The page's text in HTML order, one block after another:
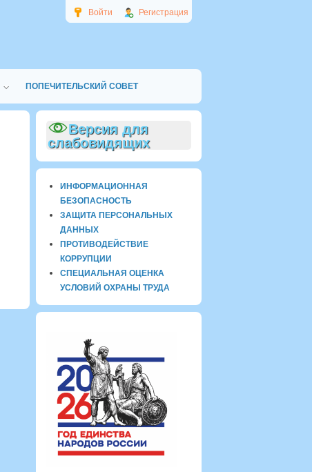
Войти Регистрация
ПОПЕЧИТЕЛЬСКИЙ СОВЕТ
Версия для
слабовидящих
ИНФОРМАЦИОННАЯ
БЕЗОПАСНОСТЬ
ЗАЩИТА ПЕРСОНАЛЬНЫХ
ДАННЫХ
ПРОТИВОДЕЙСТВИЕ
КОРРУПЦИИ
СПЕЦИАЛЬНАЯ ОЦЕНКА
УСЛОВИЙ ОХРАНЫ ТРУДА